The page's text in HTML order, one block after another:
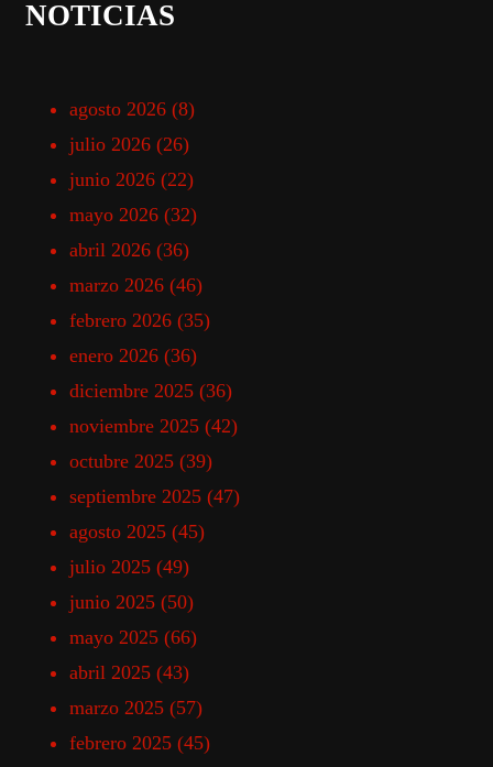
NOTICIAS
agosto 2026 (8)
julio 2026 (26)
junio 2026 (22)
mayo 2026 (32)
abril 2026 (36)
marzo 2026 (46)
febrero 2026 (35)
enero 2026 (36)
diciembre 2025 (36)
noviembre 2025 (42)
octubre 2025 (39)
septiembre 2025 (47)
agosto 2025 (45)
julio 2025 (49)
junio 2025 (50)
mayo 2025 (66)
abril 2025 (43)
marzo 2025 (57)
febrero 2025 (45)